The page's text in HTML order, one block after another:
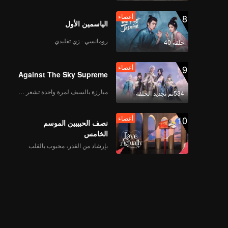
8
حلقة 40
أعضاء
الياسمين الأول
رومانسي · زي تقليدي
9
534تم تجديد الحلقة
أعضاء
Against The Sky Supreme
10 أعضاء
نصف الحبيبين الموسم
الخامس
بإرشاد من القدر، محبوب بالقلب